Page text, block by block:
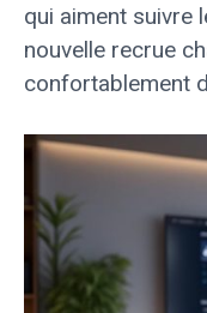
qui aiment suivre
nouvelle recrue
confortablement